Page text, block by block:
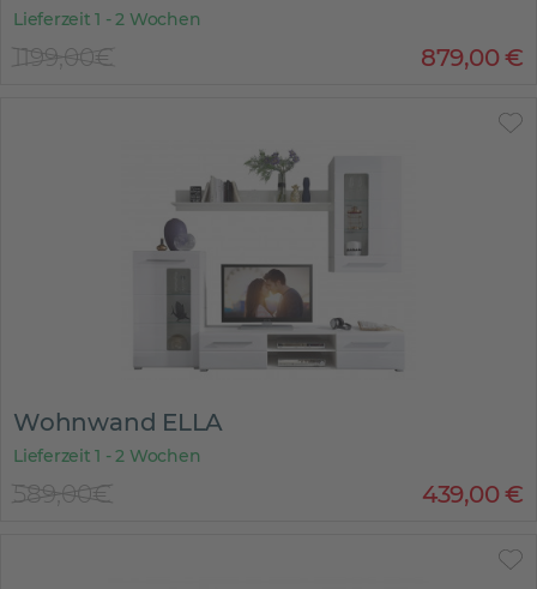
Lieferzeit 1 - 2 Wochen
879,00€
1199,00€
Wohnwand ELLA
Lieferzeit 1 - 2 Wochen
439,00€
589,00€